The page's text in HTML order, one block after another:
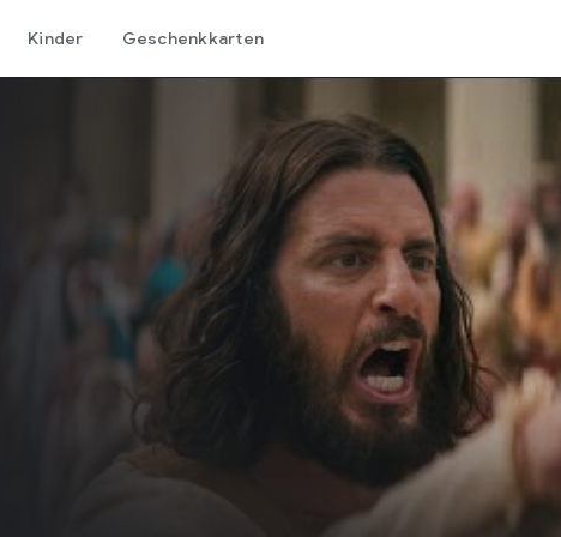
Kinder Geschenkkarten